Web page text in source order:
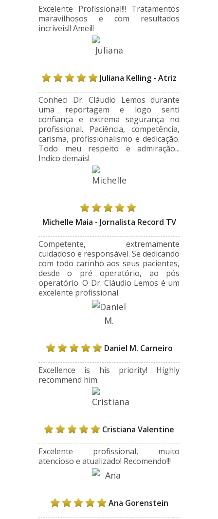
Excelente Profissional!!! Tratamentos
maravilhosos e com resultados
incríveis!! Amei!!
Juliana Kelling - Atriz
Conheci Dr. Cláudio Lemos durante
uma reportagem e logo senti
confiança e extrema segurança no
profissional. Paciência, competência,
carisma, profissionalismo e dedicação.
Todo meu respeito e admiração...
Indico demais!
Michelle Maia - Jornalista Record TV
Competente, extremamente
cuidadoso e responsável. Se dedicando
com todo carinho aos seus pacientes,
desde o pré operatório, ao pós
operatório. O Dr. Cláudio Lemos é um
excelente profissional.
Daniel M. Carneiro
Excellence is his priority! Highly
recommend him.
Cristiana Valentine
Excelente profissional, muito
atencioso e atualizado! Recomendo!!!
Ana Gorenstein